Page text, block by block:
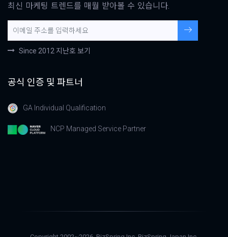
최신 마케팅 트렌드를 매월 받아볼 수 있습니다.
Since 2012 지난호 보기
공식 인증 및 파트너
GA Individual Qualification
NCP Managed Service Partner